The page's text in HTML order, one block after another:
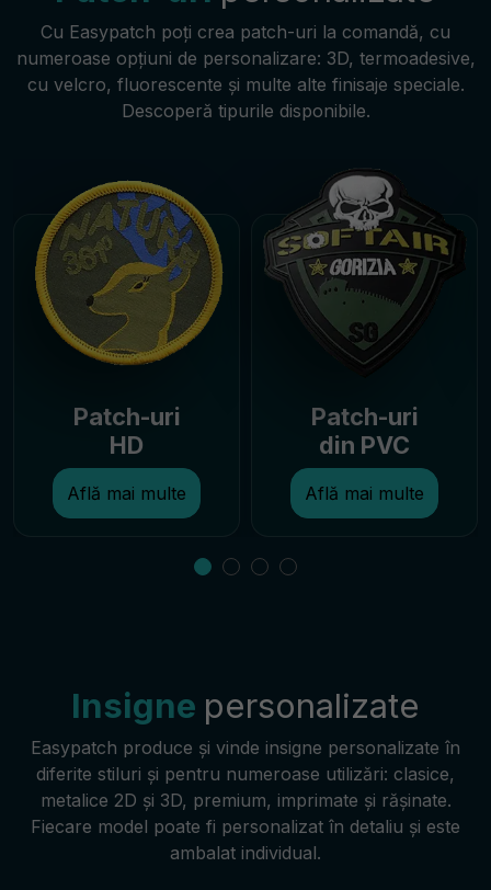
Cu Easypatch poți crea patch-uri la comandă, cu
numeroase opțiuni de personalizare: 3D, termoadesive,
cu velcro, fluorescente și multe alte finisaje speciale.
Descoperă tipurile disponibile.
Patch-uri
HD
Află mai multe
Patch-uri
din PVC
Află mai multe
Insigne personalizate
Easypatch produce și vinde insigne personalizate în
diferite stiluri și pentru numeroase utilizări: clasice,
metalice 2D și 3D, premium, imprimate și rășinate.
Fiecare model poate fi personalizat în detaliu și este
ambalat individual.